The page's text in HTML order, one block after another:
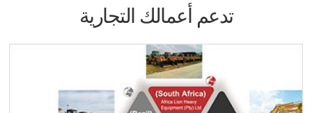
تدعم أعمالك التجارية